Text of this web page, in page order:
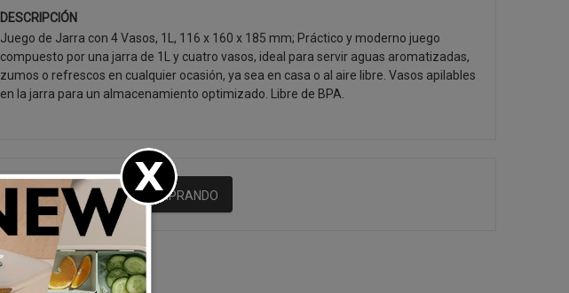
DESCRIPCIÓN
Juego de Jarra con 4 Vasos, 1L, 116 x 160 x 185 mm; Práctico y moderno juego
compuesto por una jarra de 1L y cuatro vasos, ideal para servir aguas aromatizadas,
zumos o refrescos en cualquier ocasión, ya sea en casa o al aire libre. Vasos apilables
en la jarra para un almacenamiento optimizado. Libre de BPA.
SEGUIR COMPRANDO